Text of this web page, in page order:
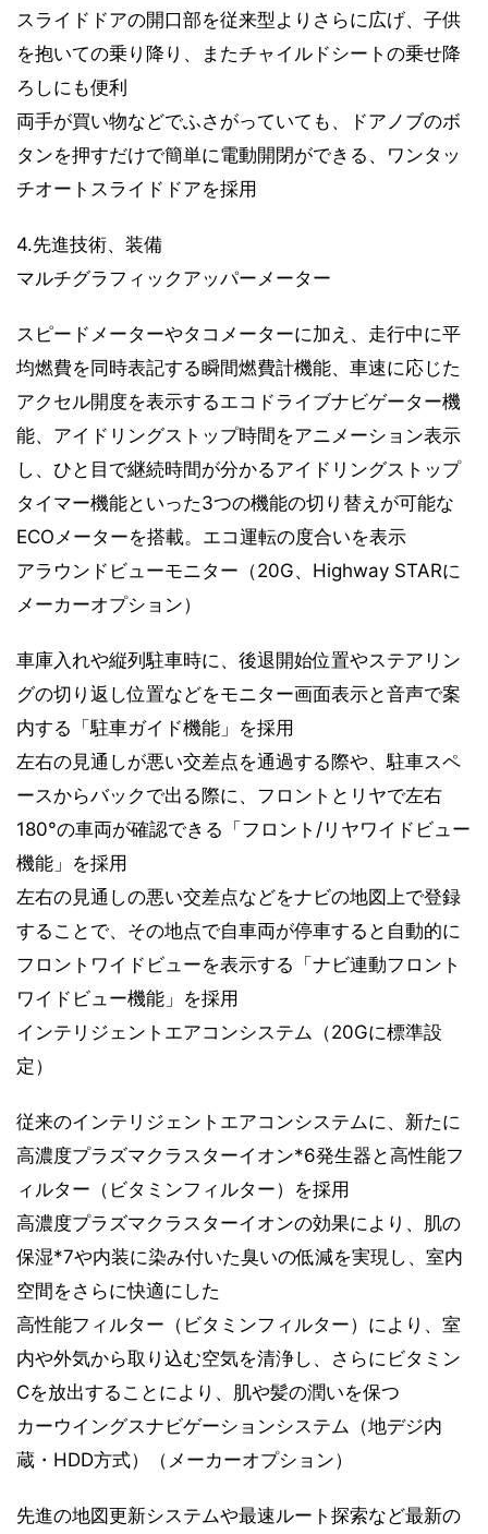
スライドドアの開口部を従来型よりさらに広げ、子供
を抱いての乗り降り、またチャイルドシートの乗せ降
ろしにも便利
両手が買い物などでふさがっていても、ドアノブのボ
タンを押すだけで簡単に電動開閉ができる、ワンタッ
チオートスライドドアを採用
4.先進技術、装備
マルチグラフィックアッパーメーター
スピードメーターやタコメーターに加え、走行中に平
均燃費を同時表記する瞬間燃費計機能、車速に応じた
アクセル開度を表示するエコドライブナビゲーター機
能、アイドリングストップ時間をアニメーション表示
し、ひと目で継続時間が分かるアイドリングストップ
タイマー機能といった3つの機能の切り替えが可能な
ECOメーターを搭載。エコ運転の度合いを表示
アラウンドビューモニター（20G、Highway STARに
メーカーオプション）
車庫入れや縦列駐車時に、後退開始位置やステアリン
グの切り返し位置などをモニター画面表示と音声で案
内する「駐車ガイド機能」を採用
左右の見通しが悪い交差点を通過する際や、駐車スペ
ースからバックで出る際に、フロントとリヤで左右
180°の車両が確認できる「フロント/リヤワイドビュー
機能」を採用
左右の見通しの悪い交差点などをナビの地図上で登録
することで、その地点で自車両が停車すると自動的に
フロントワイドビューを表示する「ナビ連動フロント
ワイドビュー機能」を採用
インテリジェントエアコンシステム（20Gに標準設
定）
従来のインテリジェントエアコンシステムに、新たに
高濃度プラズマクラスターイオン*6発生器と高性能フ
ィルター（ビタミンフィルター）を採用
高濃度プラズマクラスターイオンの効果により、肌の
保湿*7や内装に染み付いた臭いの低減を実現し、室内
空間をさらに快適にした
高性能フィルター（ビタミンフィルター）により、室
内や外気から取り込む空気を清浄し、さらにビタミン
Cを放出することにより、肌や髪の潤いを保つ
カーウイングスナビゲーションシステム（地デジ内
蔵・HDD方式）（メーカーオプション）
先進の地図更新システムや最速ルート探索など最新の